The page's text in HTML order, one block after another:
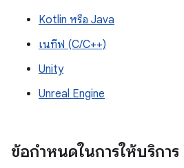
Kotlin หรือ Java
เนทีฟ (C/C++)
Unity
Unreal Engine
ข้อกำหนดในการให้บริการ